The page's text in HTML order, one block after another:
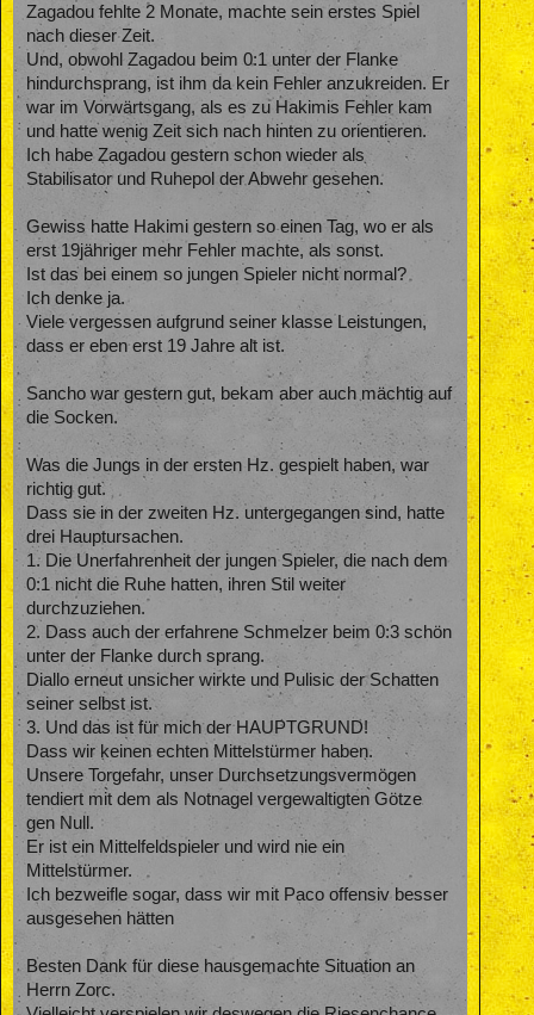
Zagadou fehlte 2 Monate, machte sein erstes Spiel
nach dieser Zeit.
Und, obwohl Zagadou beim 0:1 unter der Flanke
hindurchsprang, ist ihm da kein Fehler anzukreiden. Er
war im Vorwärtsgang, als es zu Hakimis Fehler kam
und hatte wenig Zeit sich nach hinten zu orientieren.
Ich habe Zagadou gestern schon wieder als
Stabilisator und Ruhepol der Abwehr gesehen.
Gewiss hatte Hakimi gestern so einen Tag, wo er als
erst 19jähriger mehr Fehler machte, als sonst.
Ist das bei einem so jungen Spieler nicht normal?
Ich denke ja.
Viele vergessen aufgrund seiner klasse Leistungen,
dass er eben erst 19 Jahre alt ist.
Sancho war gestern gut, bekam aber auch mächtig auf
die Socken.
Was die Jungs in der ersten Hz. gespielt haben, war
richtig gut.
Dass sie in der zweiten Hz. untergegangen sind, hatte
drei Hauptursachen.
1. Die Unerfahrenheit der jungen Spieler, die nach dem
0:1 nicht die Ruhe hatten, ihren Stil weiter
durchzuziehen.
2. Dass auch der erfahrene Schmelzer beim 0:3 schön
unter der Flanke durch sprang.
Diallo erneut unsicher wirkte und Pulisic der Schatten
seiner selbst ist.
3. Und das ist für mich der HAUPTGRUND!
Dass wir keinen echten Mittelstürmer haben.
Unsere Torgefahr, unser Durchsetzungsvermögen
tendiert mit dem als Notnagel vergewaltigten Götze
gen Null.
Er ist ein Mittelfeldspieler und wird nie ein
Mittelstürmer.
Ich bezweifle sogar, dass wir mit Paco offensiv besser
ausgesehen hätten
Besten Dank für diese hausgemachte Situation an
Herrn Zorc.